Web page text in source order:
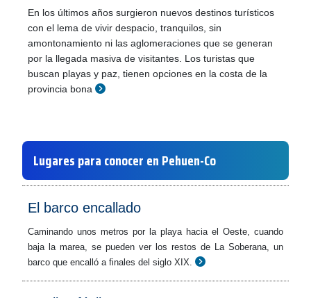
En los últimos años surgieron nuevos destinos turísticos
con el lema de vivir despacio, tranquilos, sin
amontonamiento ni las aglomeraciones que se generan
por la llegada masiva de visitantes. Los turistas que
buscan playas y paz, tienen opciones en la costa de la
provincia bona
Lugares para conocer en Pehuen-Co
El barco encallado
Caminando unos metros por la playa hacia el Oeste, cuando
baja la marea, se pueden ver los restos de La Soberana, un
barco que encalló a finales del siglo XIX.